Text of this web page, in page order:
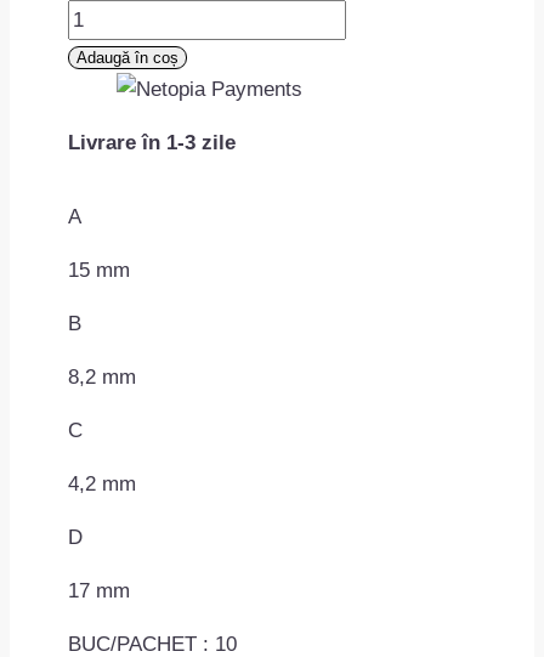
Cantitate
Holtsurub
4.2x17mm
Adaugă în coș
Livrare în 1-3 zile
A
15 mm
B
8,2 mm
C
4,2 mm
D
17 mm
BUC/PACHET : 10